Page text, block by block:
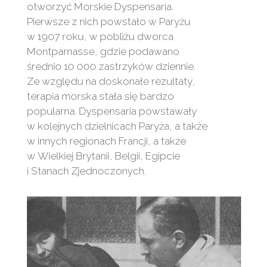
otworzyć Morskie Dyspensaria.
Pierwsze z nich powstało w Paryżu
w 1907 roku, w pobliżu dworca
Montparnasse, gdzie podawano
średnio 10 000 zastrzyków dziennie.
Ze względu na doskonałe rezultaty,
terapia morska stała się bardzo
popularna. Dyspensaria powstawały
w kolejnych dzielnicach Paryża, a także
w innych regionach Francji, a także
w Wielkiej Brytanii, Belgii, Egipcie
i Stanach Zjednoczonych.